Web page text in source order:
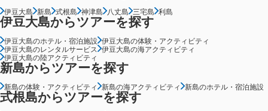
伊豆大島 新島 式根島 神津島 八丈島 三宅島 利島
伊豆大島からツアーを探す
伊豆大島のホテル・宿泊施設 伊豆大島の体験・アクティビティ
伊豆大島のレンタルサービス 伊豆大島の海アクティビティ
伊豆大島の陸アクティビティ
新島からツアーを探す
新島の体験・アクティビティ 新島の海アクティビティ 新島のホテル・宿泊施設
式根島からツアーを探す